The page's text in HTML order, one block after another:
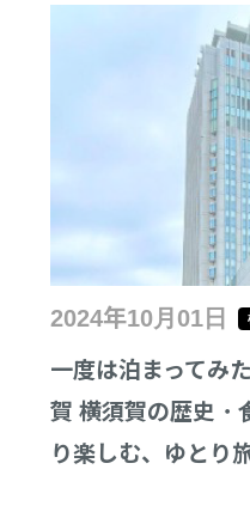
2024年10月01日
一度は泊まってみ
賀 横須賀の歴史・
り楽しむ、ゆとり